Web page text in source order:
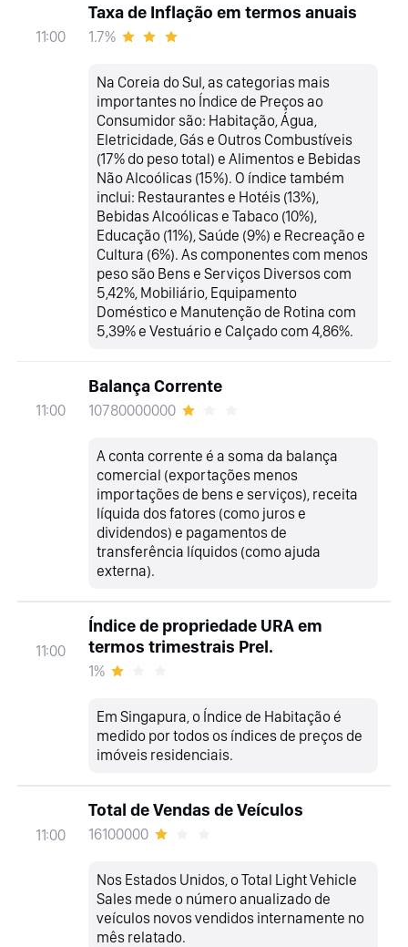
11:00
Taxa de Inflação em termos anuais
1.7%
Na Coreia do Sul, as categorias mais
importantes no Índice de Preços ao
Consumidor são: Habitação, Água,
Eletricidade, Gás e Outros Combustíveis
(17% do peso total) e Alimentos e Bebidas
Não Alcoólicas (15%). O índice também
inclui: Restaurantes e Hotéis (13%),
Bebidas Alcoólicas e Tabaco (10%),
Educação (11%), Saúde (9%) e Recreação e
Cultura (6%). As componentes com menos
peso são Bens e Serviços Diversos com
5,42%, Mobiliário, Equipamento
Doméstico e Manutenção de Rotina com
5,39% e Vestuário e Calçado com 4,86%.
11:00
Balança Corrente
10780000000
A conta corrente é a soma da balança
comercial (exportações menos
importações de bens e serviços), receita
líquida dos fatores (como juros e
dividendos) e pagamentos de
transferência líquidos (como ajuda
externa).
11:00
Índice de propriedade URA em
termos trimestrais Prel.
1%
Em Singapura, o Índice de Habitação é
medido por todos os índices de preços de
imóveis residenciais.
11:00
Total de Vendas de Veículos
16100000
Nos Estados Unidos, o Total Light Vehicle
Sales mede o número anualizado de
veículos novos vendidos internamente no
mês relatado.